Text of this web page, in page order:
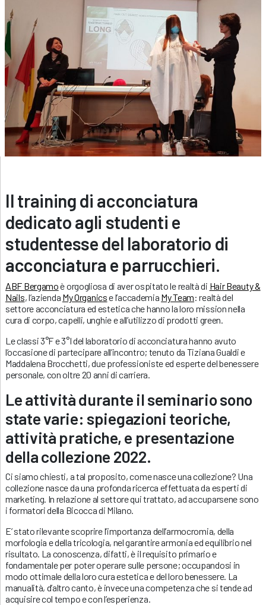
Il training di acconciatura
dedicato agli studenti e
studentesse del laboratorio di
acconciatura e parrucchieri.
ABF Bergamoè orgogliosa di aver ospitato le realtà di Hair Beauty &
Nails, l’azienda My Organicse l’accademia My Team: realtà del
settore acconciatura ed estetica che hanno la loro mission nella
cura di corpo, capelli, unghie e all’utilizzo di prodotti green.
Le classi 3°F e 3°I del laboratorio di acconciatura hanno avuto
l’occasione di partecipare all’incontro; tenuto da Tiziana Gualdi e
Maddalena Brocchetti, due professioniste ed esperte del benessere
personale, con oltre 20 anni di carriera.
Le attività durante il seminario sono
state varie: spiegazioni teoriche,
attività pratiche, e presentazione
della collezione 2022.
Ci siamo chiesti, a tal proposito, come nasce una collezione? Una
collezione nasce da una profonda ricerca effettuata da esperti di
marketing. In relazione al settore qui trattato, ad accuparsene sono
i formatori della Bicocca di Milano.
E’ stato rilevante scoprire l’importanza dell’armocromia, della
morfologia e della tricologia, nel garantire armonia ed equilibrio nel
risultato. La conoscenza, difatti, è il requisito primario e
fondamentale per poter operare sulle persone; occupandosi in
modo ottimale della loro cura estetica e del loro benessere. La
manualità, d’altro canto, è invece una competenza che si tende ad
acquisire col tempo e con l’esperienza.